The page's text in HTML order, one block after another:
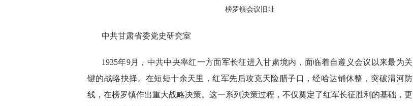
榜罗镇会议旧址
中共甘肃省委党史研究室
1935年9月，中共中央率红一方面军长征进入甘肃境内，面临着自遵义会议以来最为关
键的战略抉择。在短短十余天里，红军先后攻克天险腊子口，经哈达铺休整，突破渭河防
线，在榜罗镇作出重大战略决策。这一系列决策过程，不仅奠定了红军长征胜利的基础，更